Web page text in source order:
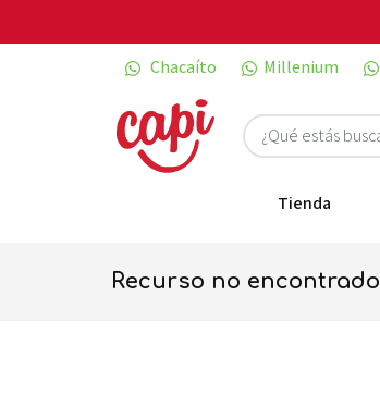
Chacaíto
Millenium
Tienda
recurso no encontrado